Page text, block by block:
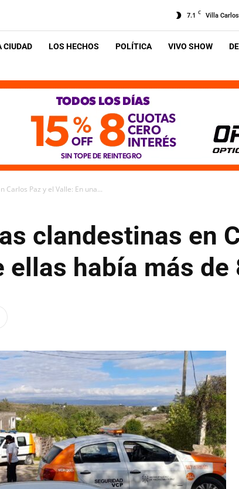
7.1 C Villa
CIUDAD LOS HECHOS POLÍTICA VIVO SHOW
Carlos Paz y el Valle: En una...
clandestinas en
ellas había más de